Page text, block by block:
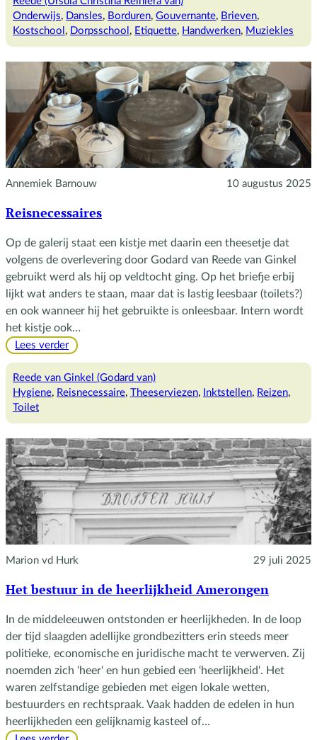
van
Chrisje
Onderwijs, Dansles, Borduren, Gouvernante, Brieven
Kostschool , Dorpsschool , Etiquette, Handwerken, Muziekles
Annemiek Barnouw 10 augustus 2025
Reisnecessaires
Op de galerij staat een kistje met daarin een theesetje dat
volgens de overlevering door Godard van Reede van Ginkel
gebruikt werd als hij op veldtocht ging. Op het briefje erbij
lijkt wat anders te staan, maar dat is lastig leesbaar (toilets?)
en ook wanneer hij het gebruikte is onleesbaar. Intern wordt
het kistje ook…
Lees verder:
Reede van Ginkel (Godard van)
Hygiene, Reisnecessaire, Theeserviezen, Inktstellen, Reizen
Toilet
Marion vd Hurk 29 juli 2025
Het bestuur in de heerlijkheid Amerongen
In de middeleeuwen ontstonden er heerlijkheden. In de loop
der tijd slaagden adellijke grondbezitters erin steeds meer
politieke, economische en juridische macht te verwerven. Zij
noemden zich ‘heer‘ en hun gebied een ‘heerlijkheid‘. Het
waren zelfstandige gebieden met eigen lokale wetten,
bestuurders en rechtspraak. Vaak hadden de edelen in hun
heerlijkheden een gelijknamig kasteel of…